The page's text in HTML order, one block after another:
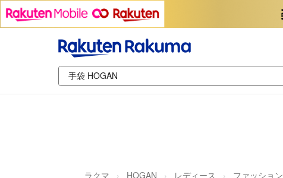
ラクマ HOGAN レディース ファッショ